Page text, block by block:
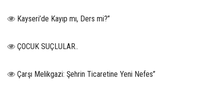
Kayseri’de Kayıp mı, Ders mi?”
ÇOCUK SUÇLULAR..
Çarşı Melikgazi: Şehrin Ticaretine Yeni Nefes”